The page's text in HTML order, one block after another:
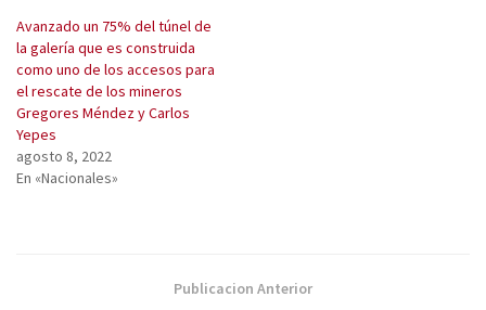
Avanzado un 75% del túnel de
la galería que es construida
como uno de los accesos para
el rescate de los mineros
Gregores Méndez y Carlos
Yepes
agosto 8, 2022
En «Nacionales»
Publicacion Anterior